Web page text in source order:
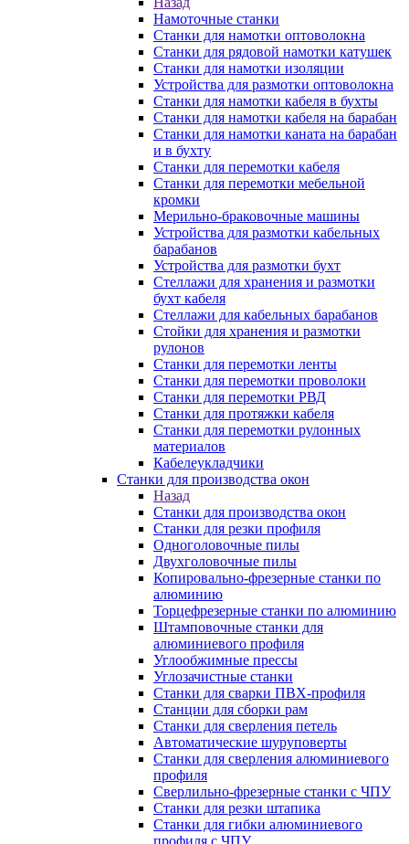
Намоточные станки
Станки для намотки оптоволокна
Станки для рядовой намотки катушек
Станки для намотки изоляции
Устройства для размотки оптоволокна
Станки для намотки кабеля в бухты
Станки для намотки кабеля на барабан
Станки для намотки каната на барабан
и в бухту
Станки для перемотки кабеля
Станки для перемотки мебельной
кромки
Мерильно-браковочные машины
Устройства для размотки кабельных
барабанов
Устройства для размотки бухт
Стеллажи для хранения и размотки
бухт кабеля
Стеллажи для кабельных барабанов
Стойки для хранения и размотки
рулонов
Станки для перемотки ленты
Станки для перемотки проволоки
Станки для перемотки РВД
Станки для протяжки кабеля
Станки для перемотки рулонных
материалов
Кабелеукладчики
Станки для производства окон
Назад
Станки для производства окон
Станки для резки профиля
Одноголовочные пилы
Двухголовочные пилы
Копировально-фрезерные станки по
алюминию
Торцефрезерные станки по алюминию
Штамповочные станки для
алюминиевого профиля
Углообжимные прессы
Углозачистные станки
Станки для сварки ПВХ-профиля
Станции для сборки рам
Станки для сверления петель
Автоматические шуруповерты
Станки для сверления алюминиевого
профиля
Сверлильно-фрезерные станки с ЧПУ
Станки для резки штапика
Станки для гибки алюминиевого
профиля с ЧПУ